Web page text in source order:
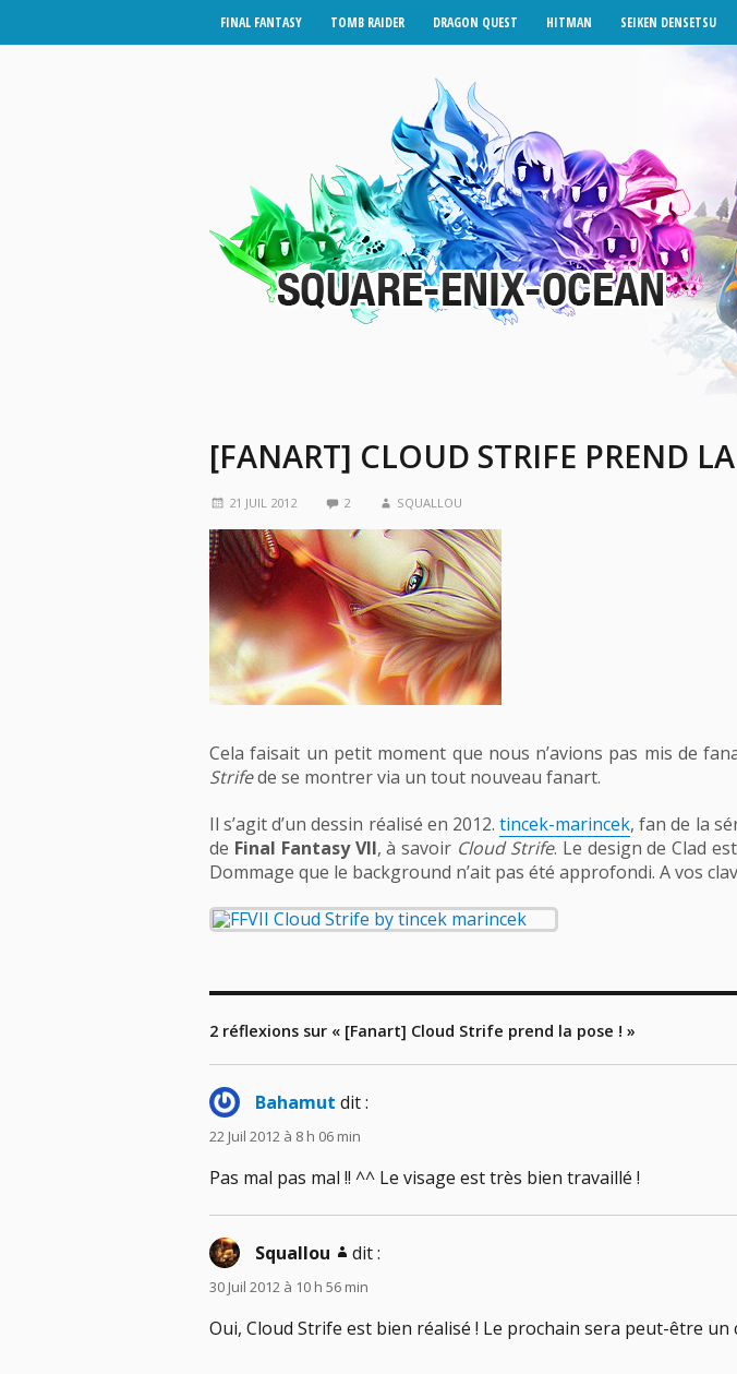
FINAL FANTASY TOMB RAIDER DRAGON QUEST HITMAN SEIKEN DENSETSU
[FANART] CLOUD STRIFE PREND
21 JUIL 2012 2 SQUALLOU
Cela faisait un petit moment que nous n’avions pas mis de
Strifede se montrer via un tout nouveau fanart.
Il s’agit d’un dessin réalisé en 2012.tincek-marincek, fan de la
de Final Fantasy VII, à savoir Cloud Strife. Le design de Clad
Dommage que le background n’ait pas été approfondi. A vos
2 réflexions sur « [Fanart] Cloud Strife prend la pose ! »
Bahamut dit :
22 Juil 2012 à 8 h 06 min
Pas mal pas mal !! ^^ Le visage est très bien travaillé !
Squallou dit :
30 Juil 2012 à 10 h 56 min
Oui, Cloud Strife est bien réalisé ! Le prochain sera peut-être un